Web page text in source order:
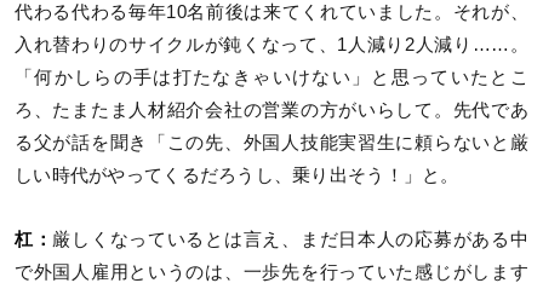
代わる代わる毎年10名前後は来てくれていました。それが、
入れ替わりのサイクルが鈍くなって、1人減り2人減り……。
「何かしらの手は打たなきゃいけない」と思っていたとこ
ろ、たまたま人材紹介会社の営業の方がいらして。先代であ
る父が話を聞き「この先、外国人技能実習生に頼らないと厳
しい時代がやってくるだろうし、乗り出そう！」と。
杠： 厳しくなっているとは言え、まだ日本人の応募がある中
で外国人雇用というのは、一歩先を行っていた感じがします